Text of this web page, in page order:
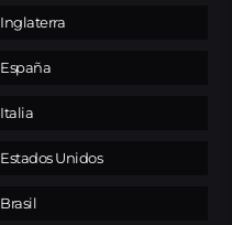
Inglaterra
España
Italia
Estados Unidos
Brasil